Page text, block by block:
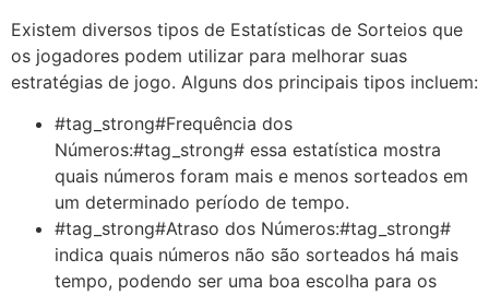
Existem diversos tipos de Estatísticas de Sorteios que
os jogadores podem utilizar para melhorar suas
estratégias de jogo. Alguns dos principais tipos incluem:
#tag_strong#Frequência dos
Números:#tag_strong# essa estatística mostra
quais números foram mais e menos sorteados em
um determinado período de tempo.
#tag_strong#Atraso dos Números:#tag_strong#
indica quais números não são sorteados há mais
tempo, podendo ser uma boa escolha para os